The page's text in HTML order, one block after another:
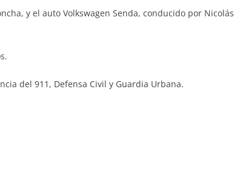
y el auto Volkswagen Senda, conducido por Nicolás
del 911, Defensa Civil y Guardia Urbana.